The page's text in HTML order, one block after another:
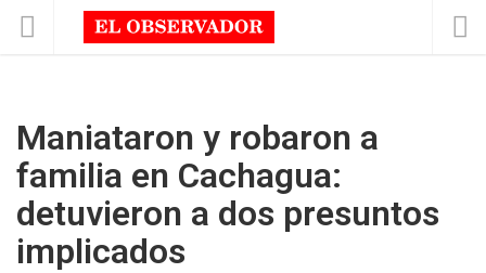
Maniataron y robaron a
familia en Cachagua:
detuvieron a dos presuntos
implicados